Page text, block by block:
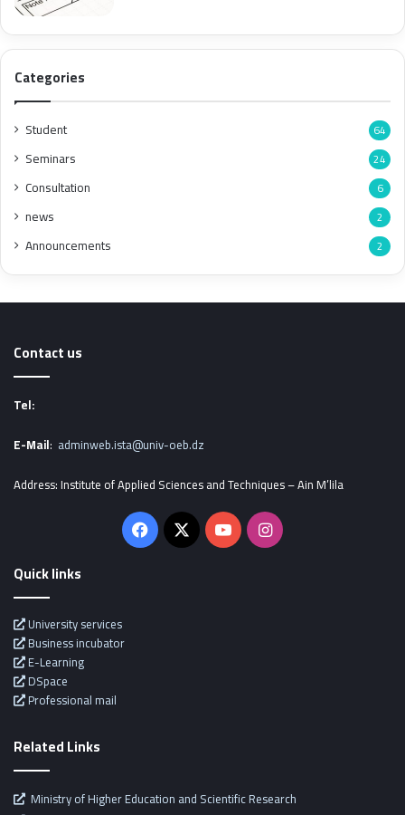
Categories
Student 64
Seminars 24
Consultation 6
news 2
Announcements 2
Contact us
Tel:
E-Mail: adminweb.ista@univ-oeb.dz
Address: Institute of Applied Sciences and Techniques – Ain M’lila
Facebook
X YouTubeInstagram
Quick links
University services
Business incubator
E-Learning
DSpace
Professional mail
Related Links
Ministry of Higher Education and Scientific Research